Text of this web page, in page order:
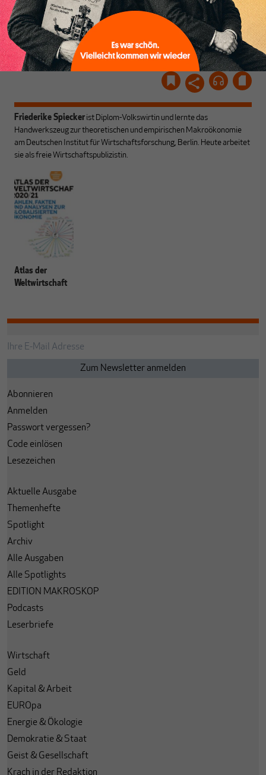
aus den schmaler
werdenden Leitplanken
des Denkens aus.
hiereinloggen !
Friederike Spiecker ist Diplom-Volkswirtin und lernte das
Handwerkszeug zur theoretischen und empirischen Makroökonomie
am Deutschen Institut für Wirtschaftsforschung, Berlin. Heute arbeitet
sie als freie Wirtschaftspublizistin.
Atlas der
Weltwirtschaft
Abonnieren
Anmelden
Passwort vergessen?
Code einlösen
Lesezeichen
Aktuelle Ausgabe
Themenhefte
Spotlight
Archiv
Alle Ausgaben
Alle Spotlights
EDITION MAKROSKOP
Podcasts
Leserbriefe
Wirtschaft
Geld
Kapital & Arbeit
EUROpa
Energie & Ökologie
Demokratie & Staat
Geist & Gesellschaft
Krach in der Redaktion